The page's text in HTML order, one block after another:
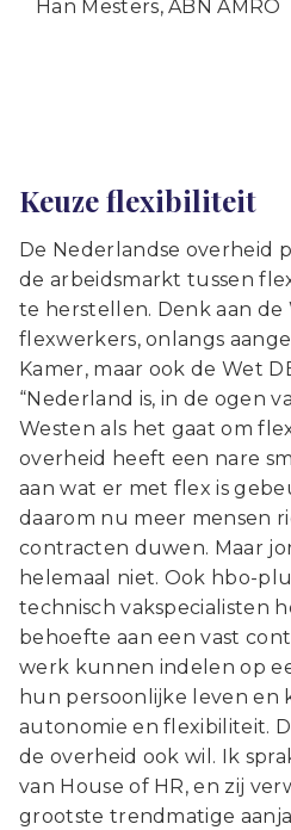
Han Mesters, ABN AMRO
Keuze flexibiliteit
De Nederlandse overheid
de arbeidsmarkt tussen
te herstellen. Denk aan de
flexwerkers, onlangs
Kamer, maar ook de Wet
“Nederland is, in de ogen
Westen als het gaat om
overheid heeft een nare
aan wat er met flex is
daarom nu meer mensen
contracten duwen. Maar
helemaal niet. Ook hbo-
technisch vakspecialisten
behoefte aan een vast
werk kunnen indelen op
hun persoonlijke leven en
autonomie en flexibiliteit.
de overheid ook wil. Ik
van House of HR, en zij
grootste trendmatige